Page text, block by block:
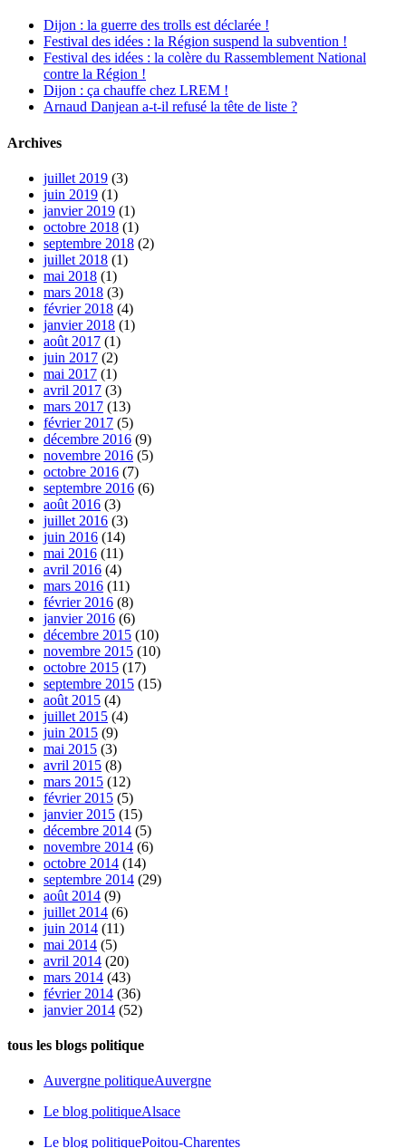
Dijon : la guerre des trolls est déclarée !
Festival des idées : la Région suspend la subvention !
Festival des idées : la colère du Rassemblement National
contre la Région !
Dijon : ça chauffe chez LREM !
Arnaud Danjean a-t-il refusé la tête de liste ?
Archives
juillet 2019 (3)
juin 2019 (1)
janvier 2019 (1)
octobre 2018 (1)
septembre 2018 (2)
juillet 2018 (1)
mai 2018 (1)
mars 2018 (3)
février 2018 (4)
janvier 2018 (1)
août 2017 (1)
juin 2017 (2)
mai 2017 (1)
avril 2017 (3)
mars 2017 (13)
février 2017 (5)
décembre 2016 (9)
novembre 2016 (5)
octobre 2016 (7)
septembre 2016 (6)
août 2016 (3)
juillet 2016 (3)
juin 2016 (14)
mai 2016 (11)
avril 2016 (4)
mars 2016 (11)
février 2016 (8)
janvier 2016 (6)
décembre 2015 (10)
novembre 2015 (10)
octobre 2015 (17)
septembre 2015 (15)
août 2015 (4)
juillet 2015 (4)
juin 2015 (9)
mai 2015 (3)
avril 2015 (8)
mars 2015 (12)
février 2015 (5)
janvier 2015 (15)
décembre 2014 (5)
novembre 2014 (6)
octobre 2014 (14)
septembre 2014 (29)
août 2014 (9)
juillet 2014 (6)
juin 2014 (11)
mai 2014 (5)
avril 2014 (20)
mars 2014 (43)
février 2014 (36)
janvier 2014 (52)
tous les blogs politique
Auvergne politiqueAuvergne
Le blog politiqueAlsace
Le blog politiquePoitou-Charentes